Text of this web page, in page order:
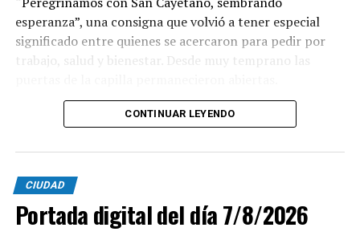
esperanza”, una consigna que volvió a tener especial
significado entre quienes se acercaron para pedir por
trabajo, salud y bienestar. Desde muy temprano las
La imagen del santo salió del santuario de Moreno al
las calles del barrio. Grandes, jóvenes y niños y fieles se
sumaron al recorrido con banderas, espigas y distintas
expresiones de fe.
En paralelo, distintos gremios y organizaciones sociales
CONTINUAR LEYENDO
CIUDAD
Portada digital del día 7/8/2026